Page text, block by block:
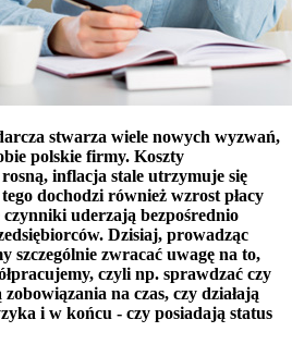
stwarza wiele nowych wyzwań,
polskie firmy. Koszty
inflacja stale utrzymuje się
dochodzi również wzrost płacy
uderzają bezpośrednio
Dzisiaj, prowadząc
szczególnie zwracać uwagę na to,
czyli np. sprawdzać czy
na czas, czy działają
i w końcu - czy posiadają status